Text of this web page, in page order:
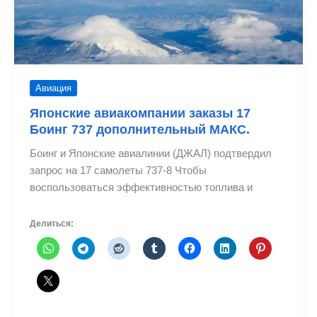
Японии
Авиация
Японские авиакомпании заказы 17
Боинг 737 дополнительный МАКС.
Боинг и Японские авиалинии (ДЖАЛ) подтвердил
запрос на 17 самолеты 737-8 Чтобы
воспользоваться эффективностью топлива и
Делиться: